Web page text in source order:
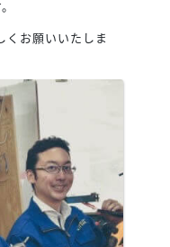
くお願いいたしま